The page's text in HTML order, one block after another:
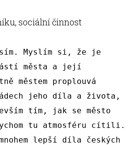
sociální činnost
Myslím si, že je
města a její
městem proplouvá
jeho díla a života,
tím, jak se město
tu atmosféru cítili.
lepší díla českých